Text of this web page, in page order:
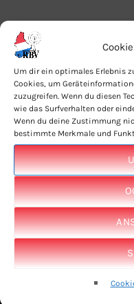
Um dir ein optimales Erlebnis
Cookies, um
zuzugreifen. Wenn du diesen
wie das Surfverhalten oder
Wenn du deine Zustimmung
bestimmte Merkmale und
LAUSCHTERT